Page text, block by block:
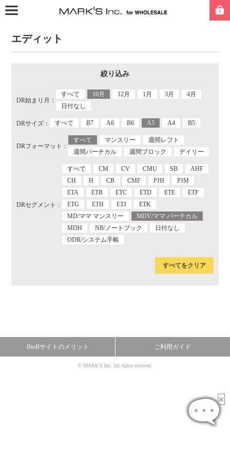
エディット
絞り込み
DR始まり月：
すべて 10月 12月 1月 3月
4月
日付なし
DRサイズ： すべて B7 A6 B6 A5 A4 B5
DRフォーマット：
すべて マンスリー
週間レフト
週間バーチカル
週間ブロック デイリー
DRセグメント：
すべて CM CV CMU SB
AHF
CH
H CB CMF PJH
PJM
ETA
ETB ETC ETD ETE
ETF
ETG
ETH ETJ
ETK
MD/ママ マンスリー
MDV/ママ バーチカル
MDH
NB/ノートブック
日付なし
ODR/システム手帳
すべてをクリア
BtoBサイトのメリット ご利用ガイド
© MARK'S Inc. All rights reserved.